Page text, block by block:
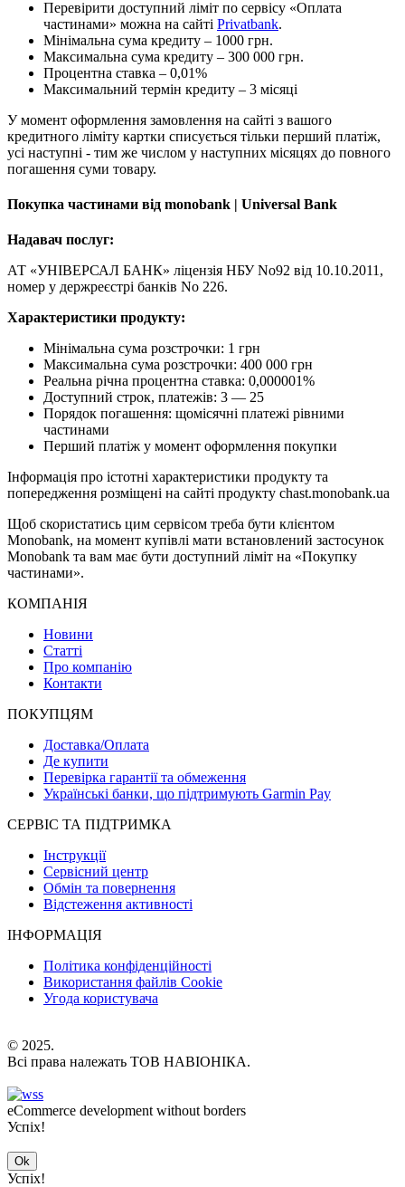
Перевірити доступний ліміт по сервісу «Оплата
частинами» можна на сайті Privatbank.
Мінімальна сума кредиту – 1000 грн.
Максимальна сума кредиту – 300 000 грн.
Процентна ставка – 0,01%
Максимальний термін кредиту – 3 місяці
У момент оформлення замовлення на сайті з вашого
кредитного ліміту картки списується тільки перший платіж,
усі наступні - тим же числом у наступних місяцях до повного
погашення суми товару.
Покупка частинами від monobank | Universal Bank
Надавач послуг:
АТ «УНІВЕРСАЛ БАНК» ліцензія НБУ No92 від 10.10.2011,
номер у держреєстрі банків No 226.
Характеристики продукту:
Мінімальна сума розстрочки: 1 грн
Максимальна сума розстрочки: 400 000 грн
Реальна річна процентна ставка: 0,000001%
Доступний строк, платежів: 3 — 25
Порядок погашення: щомісячні платежі рівними
частинами
Перший платіж у момент оформлення покупки
Інформація про істотні характеристики продукту та
попередження розміщені на сайті продукту chast.monobank.ua
Щоб скористатись цим сервісом треба бути клієнтом
Monobank, на момент купівлі мати встановлений застосунок
Monobank та вам має бути доступний ліміт на «Покупку
частинами».
КОМПАНІЯ
Новини
Статті
Про компанію
Контакти
ПОКУПЦЯМ
Доставка/Оплата
Де купити
Перевірка гарантії та обмеження
Українські банки, що підтримують Garmin Pay
СЕРВІС ТА ПІДТРИМКА
Інструкції
Сервісний центр
Обмін та повернення
Відстеження активності
ІНФОРМАЦІЯ
Політика конфіденційності
Використання файлів Cookie
Угода користувача
© 2025.
Всі права належать ТОВ НАВІОНІКА.
eCommerce development without borders
Успіх!
Ok
Успіх!